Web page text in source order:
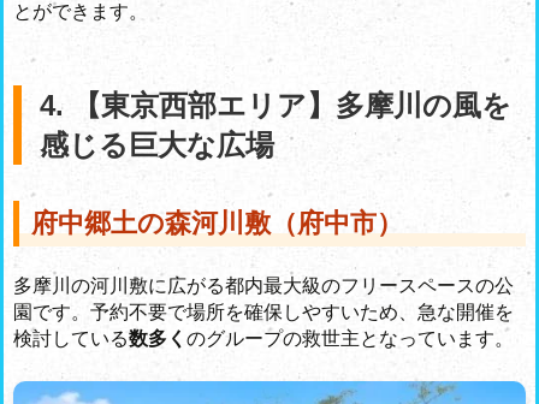
とができます。
4. 【東京西部エリア】多摩川の風を
感じる巨大な広場
府中郷土の森河川敷（府中市）
多摩川の河川敷に広がる都内最大級のフリースペースの公
園です。予約不要で場所を確保しやすいため、急な開催を
検討している数多く のグループの救世主となっています。